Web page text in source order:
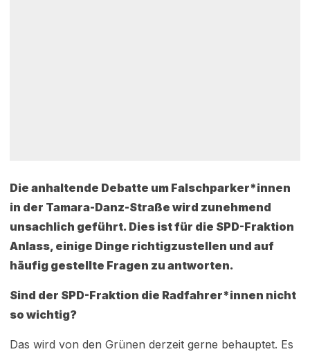
Die anhaltende Debatte um Falschparker*innen
in der Tamara-Danz-Straße wird zunehmend
unsachlich geführt. Dies ist für die SPD-Fraktion
Anlass, einige Dinge richtigzustellen und auf
häufig gestellte Fragen zu antworten.
Sind der SPD-Fraktion die Radfahrer*innen nicht
so wichtig?
Das wird von den Grünen derzeit gerne behauptet. Es